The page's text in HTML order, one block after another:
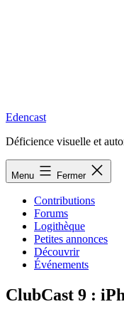
Edencast
Déficience visuelle et
Menu Fermer
Contributions
Forums
Logithèque
Petites annonces
Découvrir
Événements
ClubCast 9 :